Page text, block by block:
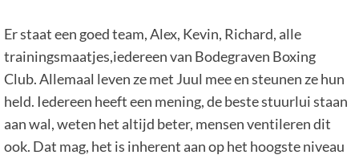
Er staat een goed team, Alex, Kevin, Richard, alle
trainingsmaatjes,iedereen van Bodegraven Boxing
Club. Allemaal leven ze met Juul mee en steunen ze hun
held. Iedereen heeft een mening, de beste stuurlui staan
aan wal, weten het altijd beter, mensen ventileren dit
ook. Dat mag, het is inherent aan op het hoogste niveau